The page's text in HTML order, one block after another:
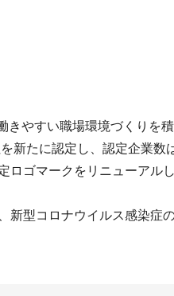
やすい職場環境づくりを
たに認定し、認定企業数
ゴマークをリニューアルし
型コロナウイルス感染症